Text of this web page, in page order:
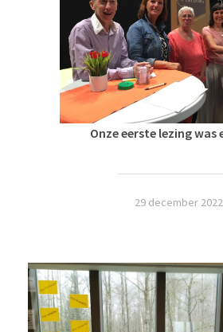
29 december 2022
Onze eerste lezing was